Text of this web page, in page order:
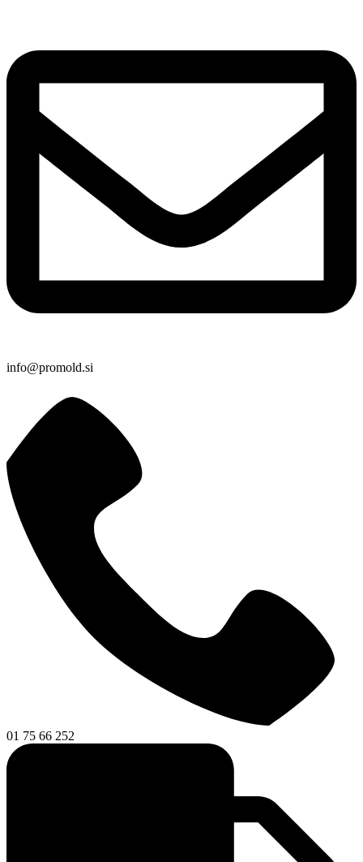
info@promold.si
01 75 66 252